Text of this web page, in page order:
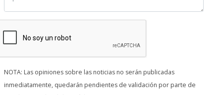
NORMAS DE USO
1.Se debe mantener un lenguaje respetuoso, evitando
palabras o contenido abusivo, amenazador u obsceno.
2.www.turismodeestrellas.com se reserva el derecho a
suprimir o editar comentarios.
3.Las opiniones publicadas en este espacio corresponden a